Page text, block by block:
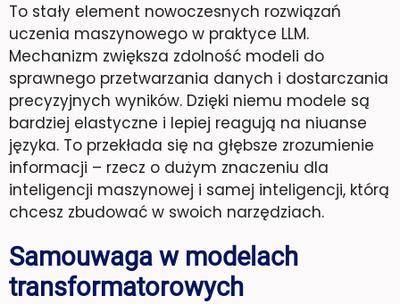
To stały element nowoczesnych rozwiązań
uczenia maszynowego w praktyce LLM.
Mechanizm zwiększa zdolność modeli do
sprawnego przetwarzania danych i dostarczania
precyzyjnych wyników. Dzięki niemu modele są
bardziej elastyczne i lepiej reagują na niuanse
języka. To przekłada się na głębsze zrozumienie
informacji – rzecz o dużym znaczeniu dla
inteligencji maszynowej i samej inteligencji, którą
chcesz zbudować w swoich narzędziach.
Samouwaga w modelach
transformatorowych